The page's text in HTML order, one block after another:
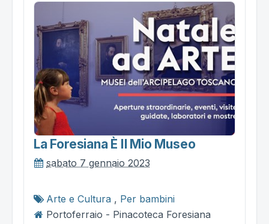
La Foresiana È Il Mio Museo
sabato 7 gennaio 2023
Arte e Cultura , Per bambini
Portoferraio - Pinacoteca Foresiana